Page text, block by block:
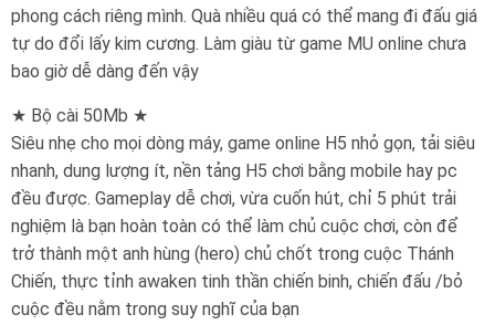
phong cách riêng mình. Quà nhiều quá có thể mang đi đấu giá
tự do đổi lấy kim cương. Làm giàu từ game MU online chưa
bao giờ dễ dàng đến vậy
★ Bộ cài 50Mb ★
Siêu nhẹ cho mọi dòng máy, game online H5 nhỏ gọn, tải siêu
nhanh, dung lượng ít, nền tảng H5 chơi bằng mobile hay pc
đều được. Gameplay dễ chơi, vừa cuốn hút, chỉ 5 phút trải
nghiệm là bạn hoàn toàn có thể làm chủ cuộc chơi, còn để
trở thành một anh hùng (hero) chủ chốt trong cuộc Thánh
Chiến, thực tỉnh awaken tinh thần chiến binh, chiến đấu /bỏ
cuộc đều nằm trong suy nghĩ của bạn